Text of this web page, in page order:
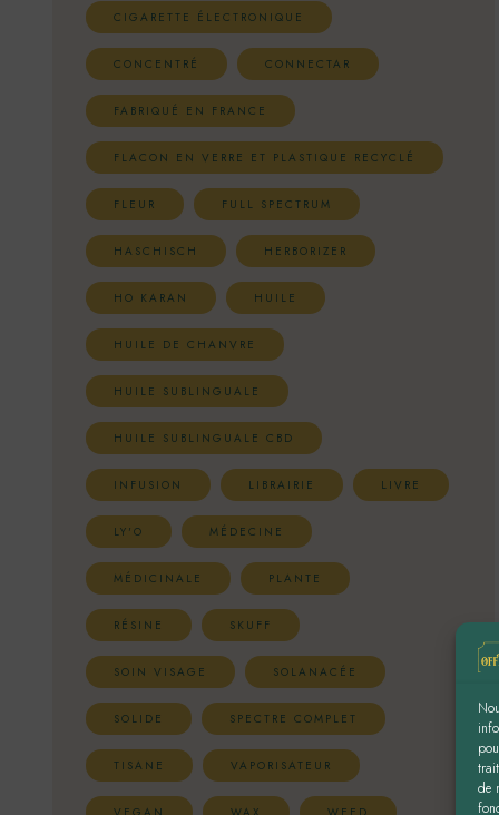
de
CIGARETTE ÉLECTRONIQUE
CONCENTRÉ CONNECTAR
FABRIQUÉ EN FRANCE
FLACON EN VERRE ET PLASTIQUE RECYCLÉ
FLEUR FULL SPECTRUM
HASCHISCH HERBORIZER
HO KARAN HUILE
HUILE DE CHANVRE
HUILE SUBLINGUALE
HUILE SUBLINGUALE CBD
INFUSION LIBRAIRIE LIVRE
LY'O MÉDECINE
MÉDICINALE PLANTE
RÉSINE SKUFF
SOIN VISAGE SOLANACÉE
SOLIDE SPECTRE COMPLET
TISANE VAPORISATEUR